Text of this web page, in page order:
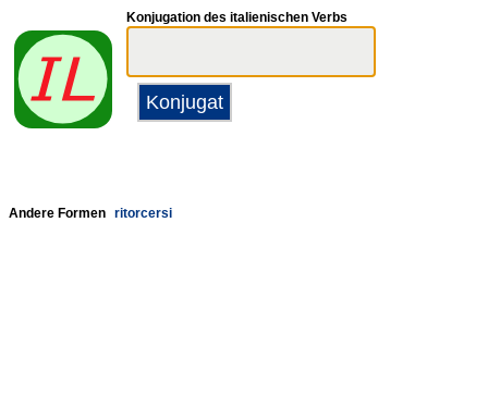
Konjugation des italienischen Verbs
Andere Formen ritorcersi